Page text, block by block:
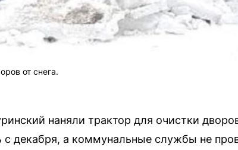
от снега.
наняли трактор для очистки
с декабря, а коммунальные службы не